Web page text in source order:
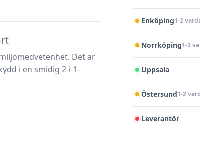
Enköping1-2
Norrköping1-2
Uppsala
Östersund1-2
Leverantör
Det är
i en smidig 2-i-1-